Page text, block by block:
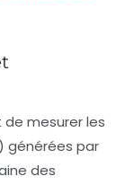
mesurer les
générées par
des